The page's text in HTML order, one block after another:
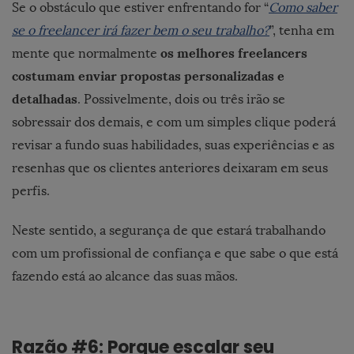
Se o obstáculo que estiver enfrentando for “Como saber
se o freelancer irá fazer bem o seu trabalho?”, tenha em
mente que normalmente os melhores freelancers
costumam enviar propostas personalizadas e
detalhadas. Possivelmente, dois ou três irão se
sobressair dos demais, e com um simples clique poderá
revisar a fundo suas habilidades, suas experiências e as
resenhas que os clientes anteriores deixaram em seus
perfis.
Neste sentido, a segurança de que estará trabalhando
com um profissional de confiança e que sabe o que está
fazendo está ao alcance das suas mãos.
Razão #6: Porque escalar seu